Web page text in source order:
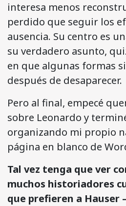
interesa menos
perdido que seguir los
ausencia. Su centro es
su verdadero asunto,
en que algunas formas
después de desaparecer.
Pero al final, empecé
sobre Leonardo y
organizando mi propio
página en blanco de
Tal vez tenga que ver
muchos historiadores
que prefieren a Hauser